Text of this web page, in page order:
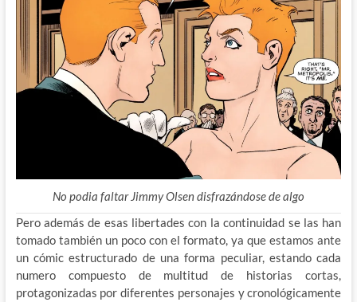
No podia faltar Jimmy Olsen disfrazándose de algo
Pero además de esas libertades con la continuidad se las han
tomado también un poco con el formato, ya que estamos ante
un cómic estructurado de una forma peculiar, estando cada
numero compuesto de multitud de historias cortas,
protagonizadas por diferentes personajes y cronológicamente